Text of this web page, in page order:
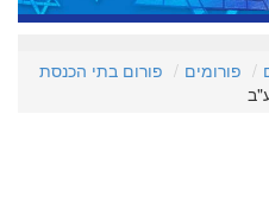
פורומים
פורום בתי הכנסת